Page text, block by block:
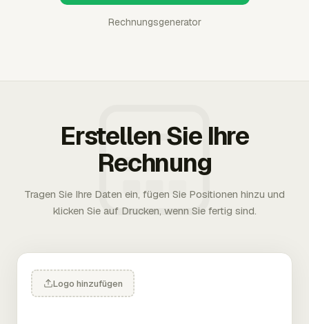
Rechnungsgenerator
Erstellen Sie Ihre
Rechnung
Tragen Sie Ihre Daten ein, fügen Sie Positionen hinzu und
klicken Sie auf Drucken, wenn Sie fertig sind.
Logo hinzufügen